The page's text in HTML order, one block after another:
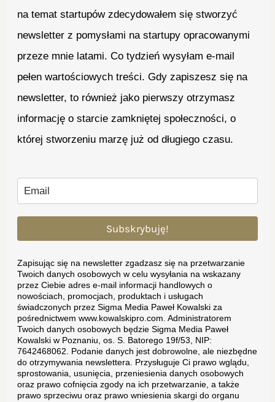
na temat startupów zdecydowałem się stworzyć
newsletter z pomysłami na startupy opracowanymi
przeze mnie latami. Co tydzień wysyłam e-mail
pełen wartościowych treści. Gdy zapiszesz się na
newsletter, to również jako pierwszy otrzymasz
informację o starcie zamkniętej społeczności, o
której stworzeniu marzę już od długiego czasu.
Subskrybuję!
Zapisując się na newsletter zgadzasz się na przetwarzanie
Twoich danych osobowych w celu wysyłania na wskazany
przez Ciebie adres e-mail informacji handlowych o
nowościach, promocjach, produktach i usługach
świadczonych przez Sigma Media Paweł Kowalski za
pośrednictwem www.kowalskipro.com. Administratorem
Twoich danych osobowych będzie Sigma Media Paweł
Kowalski w Poznaniu, os. S. Batorego 19f/53, NIP:
7642468062. Podanie danych jest dobrowolne, ale niezbędne
do otrzymywania newslettera. Przysługuje Ci prawo wglądu,
sprostowania, usunięcia, przeniesienia danych osobowych
oraz prawo cofnięcia zgody na ich przetwarzanie, a także
prawo sprzeciwu oraz prawo wniesienia skargi do organu